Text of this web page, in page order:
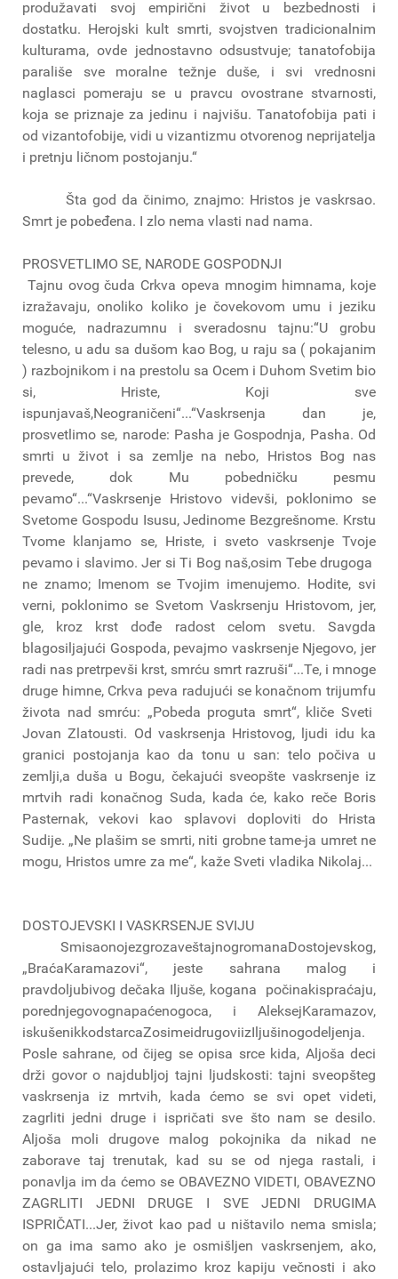
produžavati svoj empirični život u bezbednosti i
dostatku. Herojski kult smrti, svojstven tradicionalnim
kulturama, ovde jednostavno odsustvuje; tanatofobija
parališe sve moralne težnje duše, i svi vrednosni
naglasci pomeraju se u pravcu ovostrane stvarnosti,
koja se priznaje za jedinu i najvišu. Tanatofobija pati i
od vizantofobije, vidi u vizantizmu otvorenog neprijatelja
i pretnju ličnom postojanju.“
Šta god da činimo, znajmo: Hristos je vaskrsao.
Smrt je pobeđena. I zlo nema vlasti nad nama.
PROSVETLIMO SE, NARODE GOSPODNJI
Tajnu ovog čuda Crkva opeva mnogim himnama, koje
izražavaju, onoliko koliko je čovekovom umu i jeziku
moguće, nadrazumnu i sveradosnu tajnu:“U grobu
telesno, u adu sa dušom kao Bog, u raju sa ( pokajanim
) razbojnikom i na prestolu sa Ocem i Duhom Svetim bio
si, Hriste, Koji sve
ispunjavaš,Neograničeni“...“Vaskrsenja dan je,
prosvetlimo se, narode: Pasha je Gospodnja, Pasha. Od
smrti u život i sa zemlje na nebo, Hristos Bog nas
prevede, dok Mu pobedničku pesmu
pevamo“...“Vaskrsenje Hristovo videvši, poklonimo se
Svetome Gospodu Isusu, Jedinome Bezgrešnome. Krstu
Tvome klanjamo se, Hriste, i sveto vaskrsenje Tvoje
pevamo i slavimo. Jer si Ti Bog naš,osim Tebe drugoga
ne znamo; Imenom se Tvojim imenujemo. Hodite, svi
verni, poklonimo se Svetom Vaskrsenju Hristovom, jer,
gle, kroz krst dođe radost celom svetu. Savgda
blagosiljajući Gospoda, pevajmo vaskrsenje Njegovo, jer
radi nas pretrpevši krst, smrću smrt razruši“...Te, i mnoge
druge himne, Crkva peva radujući se konačnom trijumfu
života nad smrću: „Pobeda proguta smrt“, kliče Sveti
Jovan Zlatousti. Od vaskrsenja Hristovog, ljudi idu ka
granici postojanja kao da tonu u san: telo počiva u
zemlji,a duša u Bogu, čekajući sveopšte vaskrsenje iz
mrtvih radi konačnog Suda, kada će, kako reče Boris
Pasternak, vekovi kao splavovi doploviti do Hrista
Sudije. „Ne plašim se smrti, niti grobne tame-ja umret ne
mogu, Hristos umre za me“, kaže Sveti vladika Nikolaj...
DOSTOJEVSKI I VASKRSENJE SVIJU
SmisaonojezgrozaveštajnogromanaDostojevskog,
„BraćaKaramazovi“, jeste sahrana malog i
pravdoljubivog dečaka Iljuše, kogana počinakispraćaju,
porednjegovognapaćenogoca, i AleksejKaramazov,
iskušenikkodstarcaZosimeidrugoviizIljušinogodeljenja.
Posle sahrane, od čijeg se opisa srce kida, Aljoša deci
drži govor o najdubljoj tajni ljudskosti: tajni sveopšteg
vaskrsenja iz mrtvih, kada ćemo se svi opet videti,
zagrliti jedni druge i ispričati sve što nam se desilo.
Aljoša moli drugove malog pokojnika da nikad ne
zaborave taj trenutak, kad su se od njega rastali, i
ponavlja im da ćemo se OBAVEZNO VIDETI, OBAVEZNO
ZAGRLITI JEDNI DRUGE I SVE JEDNI DRUGIMA
ISPRIČATI...Jer, život kao pad u ništavilo nema smisla;
on ga ima samo ako je osmišljen vaskrsenjem, ako,
ostavljajući telo, prolazimo kroz kapiju večnosti i ako